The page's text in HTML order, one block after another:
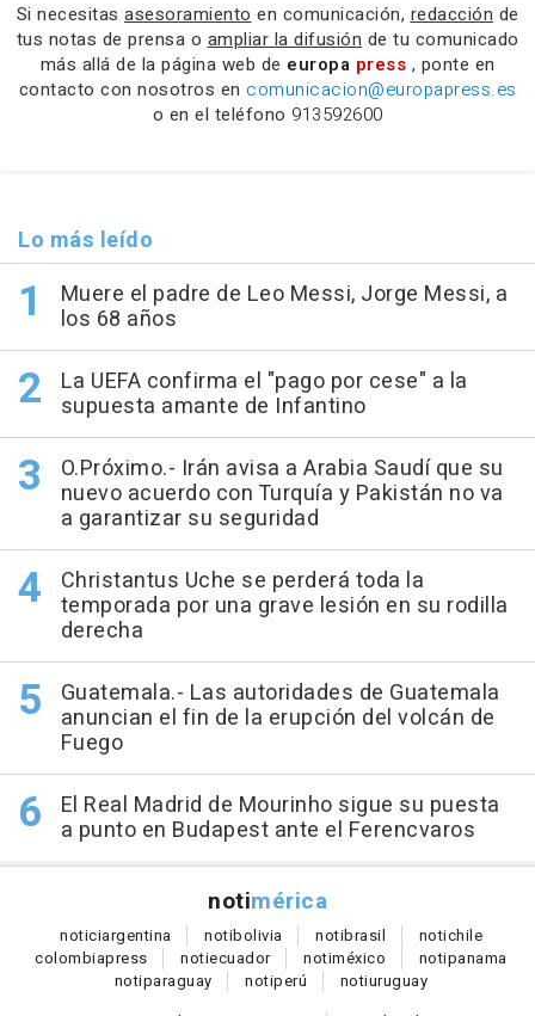
Si necesitas asesoramiento en comunicación, redacción de
tus notas de prensa o ampliar la difusión de tu comunicado
más allá de la página web de europa press , ponte en
contacto con nosotros en comunicacion@europapress.es
o en el teléfono 913592600
Lo más leído
Muere el padre de Leo Messi, Jorge Messi, a
los 68 años
La UEFA confirma el "pago por cese" a la
supuesta amante de Infantino
O.Próximo.- Irán avisa a Arabia Saudí que su
nuevo acuerdo con Turquía y Pakistán no va
a garantizar su seguridad
Christantus Uche se perderá toda la
temporada por una grave lesión en su rodilla
derecha
Guatemala.- Las autoridades de Guatemala
anuncian el fin de la erupción del volcán de
Fuego
El Real Madrid de Mourinho sigue su puesta
a punto en Budapest ante el Ferencvaros
notimérica
noticiargentina notibolivia notibrasil notichile
colombiapress notiecuador notiméxico notipanama
notiparaguay notiperú notiuruguay